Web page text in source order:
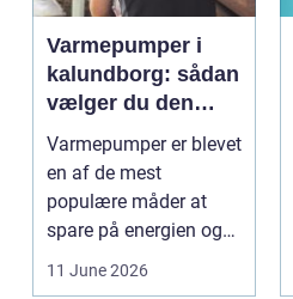
Varmepumper i
kalundborg: sådan
vælger du den
rigtige løsning
Varmepumper er blevet
en af de mest
populære måder at
spare på energien og
få et bedre indeklima
11 June 2026